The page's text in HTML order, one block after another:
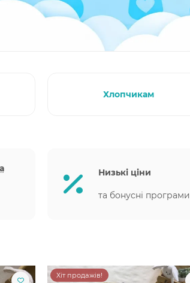
Хлопчикам
Низькі ціни
та бонусні програми
Хіт продажів!